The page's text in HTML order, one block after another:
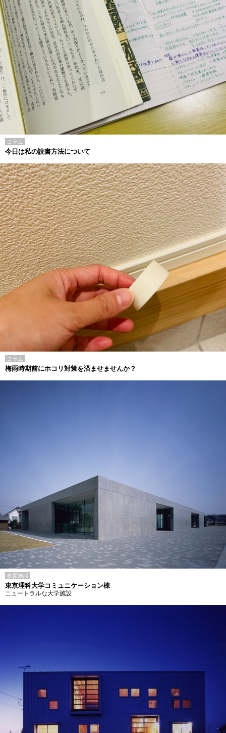
コラム
今日は私の読書方法について
コラム
梅雨時期前にホコリ対策を済ませませんか？
教育施設
東京理科大学コミュニケーション棟
ニュートラルな大学施設